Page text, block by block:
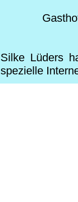
Silke Lüders
spezielle